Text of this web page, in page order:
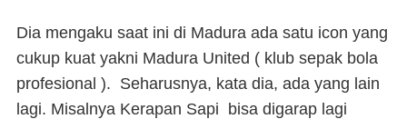
Dia mengaku saat ini di Madura ada satu icon yang
cukup kuat yakni Madura United ( klub sepak bola
profesional ). Seharusnya, kata dia, ada yang lain
lagi. Misalnya Kerapan Sapi bisa digarap lagi